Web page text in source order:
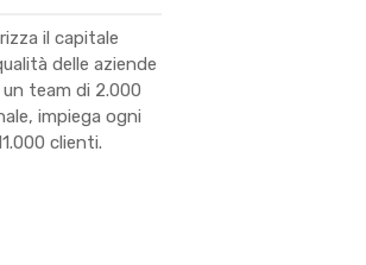
il capitale
delle aziende
team di 2.000
impiega ogni
clienti.